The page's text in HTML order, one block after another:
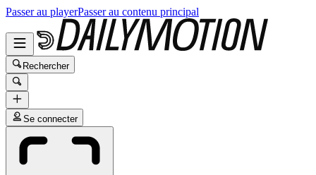
Passer au playerPasser au contenu principal
Rechercher
Se connecter